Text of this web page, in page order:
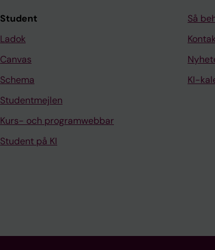
Student
Ladok
Canvas
Schema
Studentmejlen
Kurs- och programwebbar
Student på KI
Så
KI-